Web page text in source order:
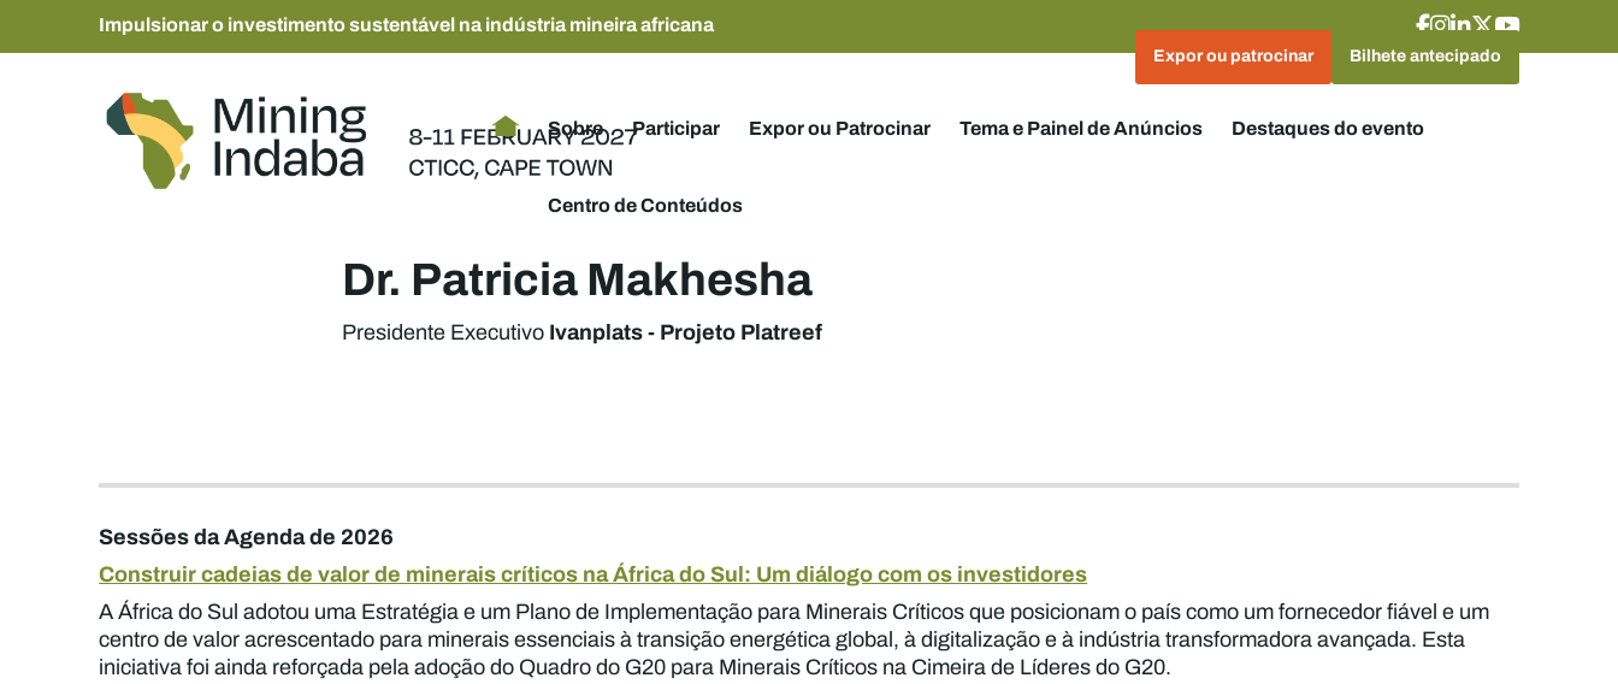
Impulsionar o investimento sustentável na indústria mineira africana
Expor ou patrocinar Bilhete antecipado
Sobre Participar Expor ou Patrocinar Tema e Painel de Anúncios Destaques do evento
Centro de Conteúdos
Dr. Patricia Makhesha
Presidente Executivo Ivanplats - Projeto Platreef
Sessões da Agenda de 2026
Construir cadeias de valor de minerais críticos na África do Sul: Um diálogo com os investidores
A África do Sul adotou uma Estratégia e um Plano de Implementação para Minerais Críticos que posicionam o país como um fornecedor fiável e um
centro de valor acrescentado para minerais essenciais à transição energética global, à digitalização e à indústria transformadora avançada. Esta
iniciativa foi ainda reforçada pela adoção do Quadro do G20 para Minerais Críticos na Cimeira de Líderes do G20.